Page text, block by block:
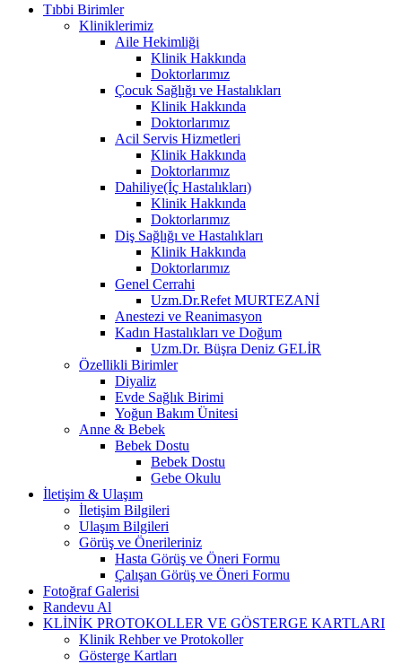
Tıbbi Birimler
Kliniklerimiz
Aile Hekimliği
Klinik Hakkında
Doktorlarımız
Çocuk Sağlığı ve Hastalıkları
Klinik Hakkında
Doktorlarımız
Acil Servis Hizmetleri
Klinik Hakkında
Doktorlarımız
Dahiliye(İç Hastalıkları)
Klinik Hakkında
Doktorlarımız
Diş Sağlığı ve Hastalıkları
Klinik Hakkında
Doktorlarımız
Genel Cerrahi
Uzm.Dr.Refet MURTEZANİ
Anestezi ve Reanimasyon
Kadın Hastalıkları ve Doğum
Uzm.Dr. Büşra Deniz GELİR
Özellikli Birimler
Diyaliz
Evde Sağlık Birimi
Yoğun Bakım Ünitesi
Anne & Bebek
Bebek Dostu
Bebek Dostu
Gebe Okulu
İletişim & Ulaşım
İletişim Bilgileri
Ulaşım Bilgileri
Görüş ve Önerileriniz
Hasta Görüş ve Öneri Formu
Çalışan Görüş ve Öneri Formu
Fotoğraf Galerisi
Randevu Al
KLİNİK PROTOKOLLER VE GÖSTERGE KARTLARI
Klinik Rehber ve Protokoller
Gösterge Kartları